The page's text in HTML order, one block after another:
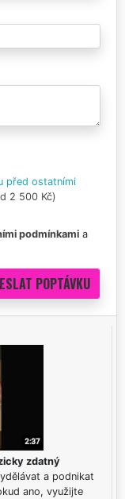
před ostatními
2 500 Kč)
podmínkami a
zdatný
a podnikat
ano, využijte